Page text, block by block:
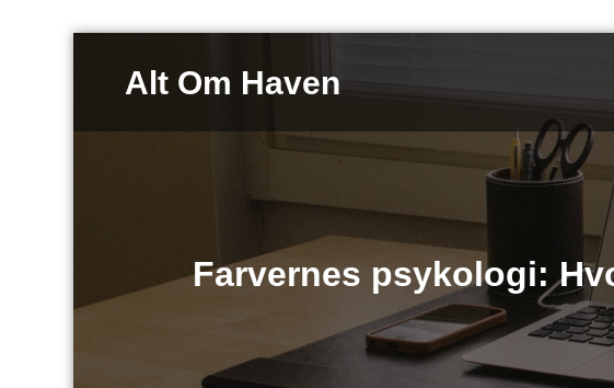
indholdAlt Om Haven
Farvernes psykologi: